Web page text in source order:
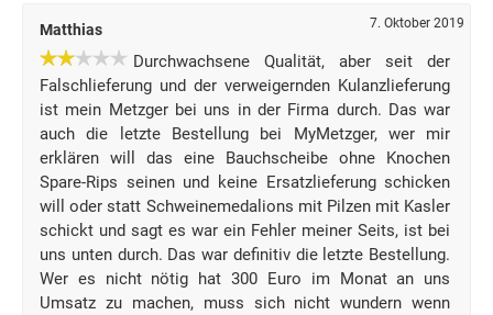
Matthias 7. Oktober 2019
Durchwachsene Qualität, aber seit der
Falschlieferung und der verweigernden Kulanzlieferung
ist mein Metzger bei uns in der Firma durch. Das war
auch die letzte Bestellung bei MyMetzger, wer mir
erklären will das eine Bauchscheibe ohne Knochen
Spare-Rips seinen und keine Ersatzlieferung schicken
will oder statt Schweinemedalions mit Pilzen mit Kasler
schickt und sagt es war ein Fehler meiner Seits, ist bei
uns unten durch. Das war definitiv die letzte Bestellung.
Wer es nicht nötig hat 300 Euro im Monat an uns
Umsatz zu machen, muss sich nicht wundern wenn